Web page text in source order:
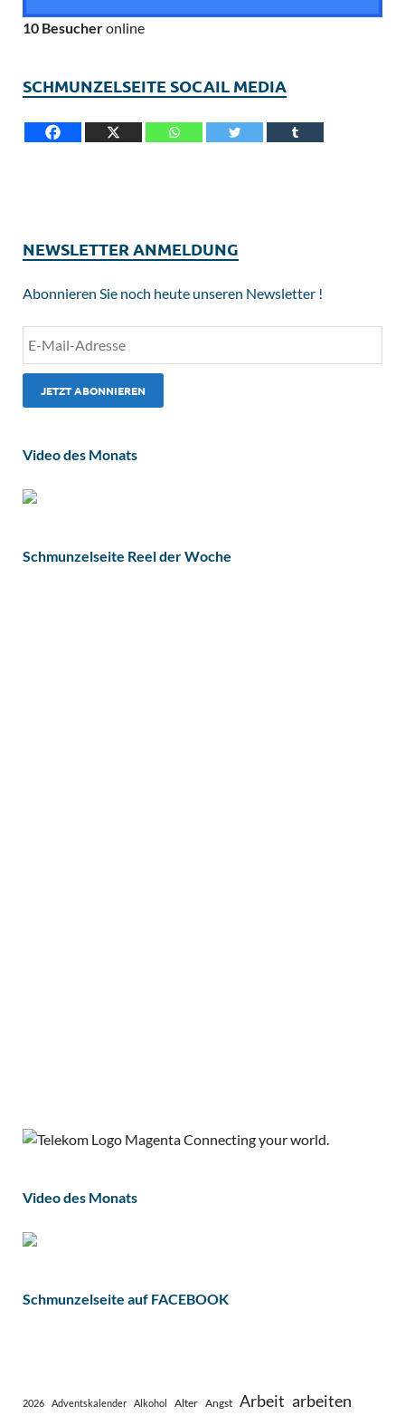
10 Besucheronline
SCHMUNZELSEITE SOCAIL MEDIA
NEWSLETTER ANMELDUNG
Abonnieren Sie noch heute unseren Newsletter !
Video des Monats
Schmunzelseite Reel der Woche
Video des Monats
Schmunzelseite auf FACEBOOK
2026 Adventskalender Alkohol Alter Angst Arbeit arbeiten